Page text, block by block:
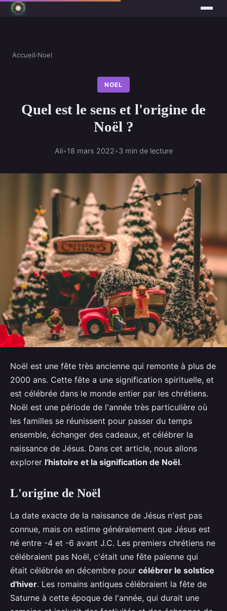
Accueil›Noel
NOEL
Quel est le sens et l'origine de
Noël ?
Ali•18 mars 2022•3 min de lecture
Noël est une fête très ancienne qui remonte à plus de
2000 ans. Cette fête a une signification spirituelle, et
est célébrée dans le monde entier par les chrétiens.
Noël est une période de l'année très particulière où
les familles se réunissent pour passer du temps
ensemble, échanger des cadeaux, et célébrer la
naissance de Jésus. Dans cet article, nous allons
explorer l'histoire et la signification de Noël.
L'origine de Noël
La date exacte de la naissance de Jésus n'est pas
connue, mais on estime généralement que Jésus est
né entre -4 et -6 avant J.C. Les premiers chrétiens ne
célébraient pas Noël, c'était une fête païenne qui
était célébrée en décembre pour célébrer le solstice
d'hiver. Les romains antiques célébraient la fête de
Saturne à cette époque de l'année, qui durait une